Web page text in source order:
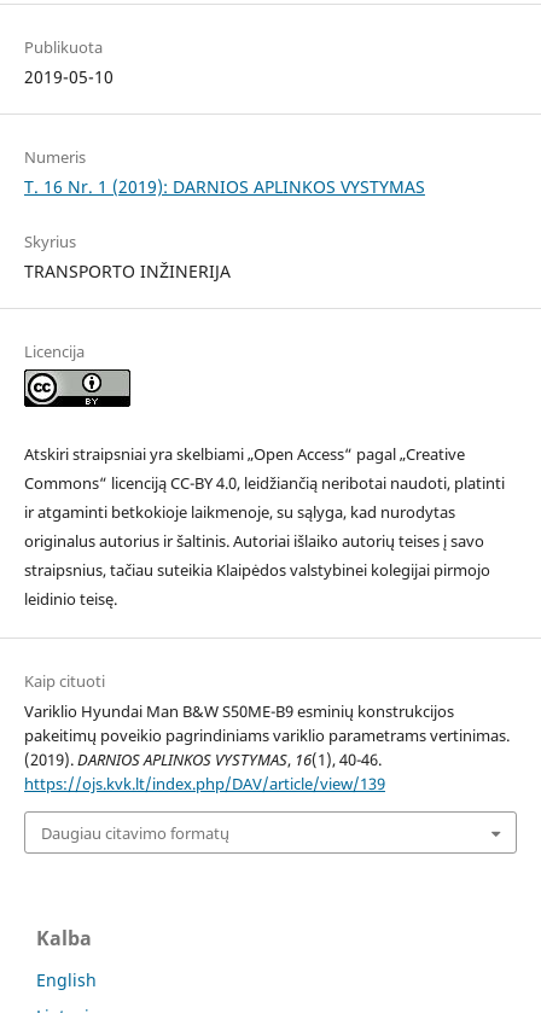
Publikuota
2019-05-10
Numeris
T. 16 Nr. 1 (2019): DARNIOS APLINKOS VYSTYMAS
Skyrius
TRANSPORTO INŽINERIJA
Licencija
Atskiri straipsniai yra skelbiami „Open Access“ pagal „Creative
Commons“ licenciją CC-BY 4.0, leidžiančią neribotai naudoti, platinti
ir atgaminti betkokioje laikmenoje, su sąlyga, kad nurodytas
originalus autorius ir šaltinis. Autoriai išlaiko autorių teises į savo
straipsnius, tačiau suteikia Klaipėdos valstybinei kolegijai pirmojo
leidinio teisę.
Kaip cituoti
Variklio Hyundai Man B&W S50ME-B9 esminių konstrukcijos
pakeitimų poveikio pagrindiniams variklio parametrams vertinimas.
(2019).DARNIOS APLINKOS VYSTYMAS, 16(1), 40-46.
https://ojs.kvk.lt/index.php/DAV/article/view/139
Daugiau citavimo formatų
Kalba
English